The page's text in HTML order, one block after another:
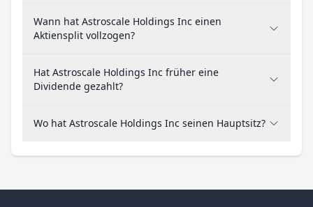
Wann hat Astroscale Holdings Inc einen
Aktiensplit vollzogen?
Hat Astroscale Holdings Inc früher eine
Dividende gezahlt?
Wo hat Astroscale Holdings Inc seinen Hauptsitz?